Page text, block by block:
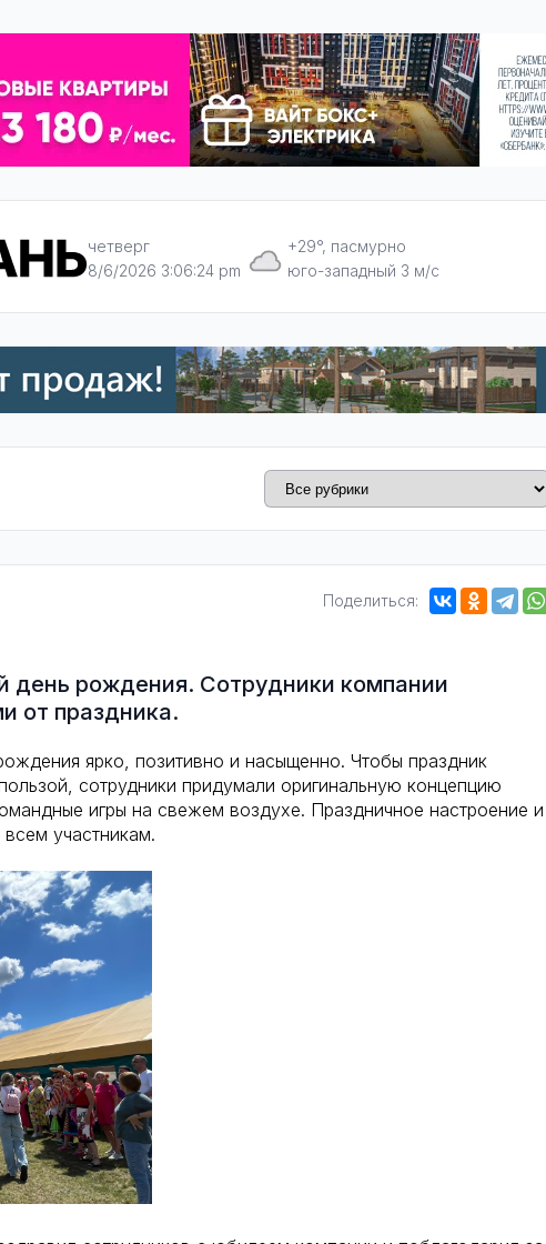
четверг
8/6/2026 3:06:25 pm
+29°, пасмурно
юго-западный 3 м/с
Поделиться:
день рождения. Сотрудники компании
от праздника.
ярко, позитивно и насыщенно. Чтобы праздник
сотрудники придумали оригинальную концепцию
игры на свежем воздухе. Праздничное настроение и
участникам.